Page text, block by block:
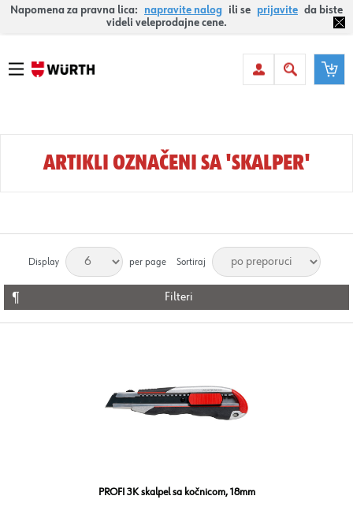
Napomena za pravna lica: napravite nalog ili se prijavite da biste
videli veleprodajne cene.
ARTIKLI OZNAČENI SA 'SKALPER'
Display per page Sortiraj
Filteri
PROFI 3K skalpel sa kočnicom, 18mm